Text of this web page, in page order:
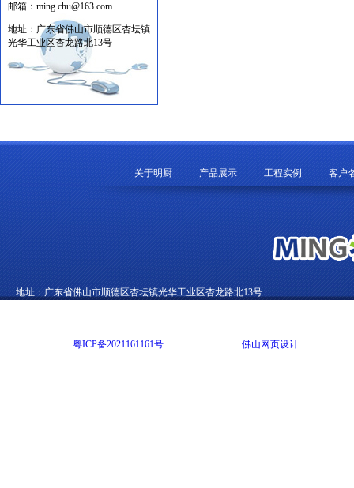
邮箱： ming.chu@163.com
地址： 广东省佛山市顺德区杏坛镇
光华工业区杏龙路北13号
关于明厨 产品展示 工程实例 客户
地址：广东省佛山市顺德区杏坛镇光华工业区杏龙路北13号
粤ICP备2021161161号 佛山网页设计